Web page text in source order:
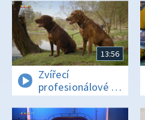
13:56
Zvířecí
profesionálové —
Psi, kteří
ochraňují ptáky